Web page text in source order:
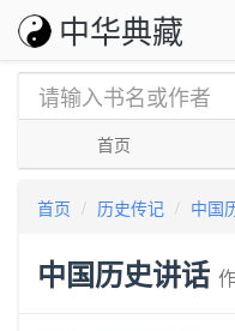
中华典藏
首页
首页 历史传记 中国
中国历史讲话